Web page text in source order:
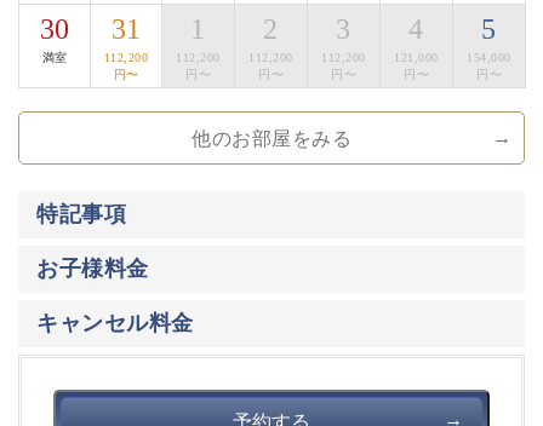
おつまみは、地酒Barだけの信州サーモンの燻製、
漬物、長門牧場のチーズの盛り合わせなどをご用意して
おります。
たら幸いです。
大切な方と集い、そして寛ぎの時間をお過ごし下さいま
30
満室
31
112,200
円〜
1
112,200
円〜
2
112,200
円〜
3
112,200
円〜
4
121,000
円〜
5
154,000
円〜
他のお部屋をみる
特記事項
お子様料金
キャンセル料金
予約する